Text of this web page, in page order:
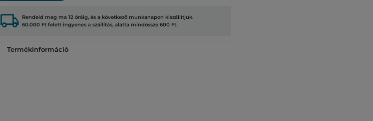
local_shipping Rendeld meg ma 12 óráig, és a következő munkanapon kiszállítjuk.
60.000 Ft felett ingyenes a szállítás, alatta mindössze 600 Ft.
Termékinformáció